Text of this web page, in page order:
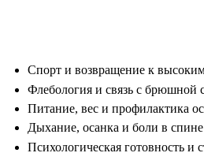
Спорт и возвращение к
Флебология и связь с брюшной
Питание, вес и профилактика
Дыхание, осанка и боли в спине
Психологическая готовность и